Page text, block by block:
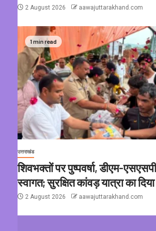
2 August 2026 aawajuttarakhand.com
1 min read
उत्तराखंड
शिवभक्तों पर पुष्पवर्षा, डीएम-
स्वागत; सुरक्षित कांवड़ यात्रा का
2 August 2026 aawajuttarakhand.com